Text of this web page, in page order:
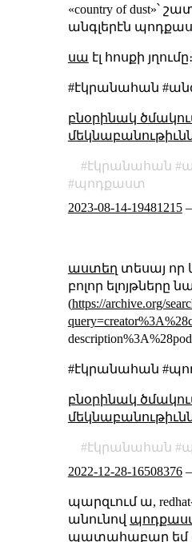
«country of dust»՝
անգլերէն
սա էլ հոսքի յղումը։
#էկրանահան
բնօրինակ
էկրանահան
պոդքաստ
2023-08-14-19481215–
աստեղ տեսայ որ
բոլոր ելոյթները
(https://archive.org/
#էկրանահան
բնօրինակ
էկրանահան
2022-12-28-16508376–
պարզւում ա,
անունով
պատահաբար եմ